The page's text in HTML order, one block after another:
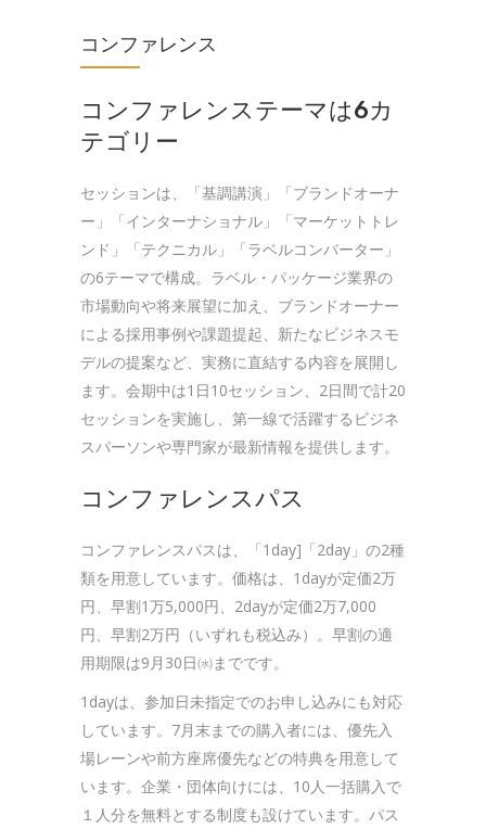
コンファレンス
コンファレンステーマは6カ
テゴリー
セッションは、「基調講演」「ブランドオーナ
ー」「インターナショナル」「マーケットトレ
ンド」「テクニカル」「ラベルコンバーター」
の6テーマで構成。ラベル・パッケージ業界の
市場動向や将来展望に加え、ブランドオーナー
による採用事例や課題提起、新たなビジネスモ
デルの提案など、実務に直結する内容を展開し
ます。会期中は1日10セッション、2日間で計20
セッションを実施し、第一線で活躍するビジネ
スパーソンや専門家が最新情報を提供します。
コンファレンスパス
コンファレンスパスは、「1day]「2day」の2種
類を用意しています。価格は、1dayが定価2万
円、早割1万5,000円、2dayが定価2万7,000
円、早割2万円（いずれも税込み）。早割の適
用期限は9月30日㈬までです。
1dayは、参加日未指定でのお申し込みにも対応
しています。7月末までの購入者には、優先入
場レーンや前方座席優先などの特典を用意して
います。企業・団体向けには、10人一括購入で
１人分を無料とする制度も設けています。パス